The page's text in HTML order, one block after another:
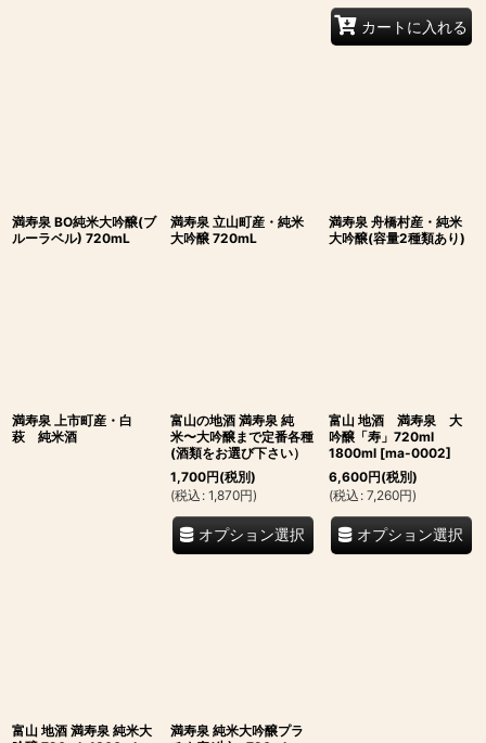
カートに入れる
満寿泉 BO純米大吟醸(ブ
ルーラベル) 720mL
満寿泉 立山町産・純米
大吟醸 720mL
満寿泉 舟橋村産・純米
大吟醸(容量2種類あり)
満寿泉 上市町産・白
萩 純米酒
富山の地酒 満寿泉 純
米〜大吟醸まで定番各種
(酒類をお選び下さい）
1,700円(税別)
(税込 : 1,870円)
オプション選択
富山 地酒 満寿泉 大
吟醸「寿」720ml
1800ml [ma-0002]
6,600円(税別)
(税込 : 7,260円)
オプション選択
富山 地酒 満寿泉 純米大
満寿泉 純米大吟醸プラ